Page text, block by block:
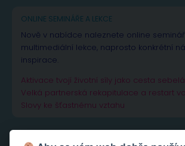
ONLINE SEMINÁŘE A LEKCE
Nově v nabídce naleznete online
multimediální lekce, naprosto konkrétní
inspirace.
Aktivace tvojí životní síly jako cesta
Velká partnerská rekapitulace a restart
Slovy ke šťastnému vztahu